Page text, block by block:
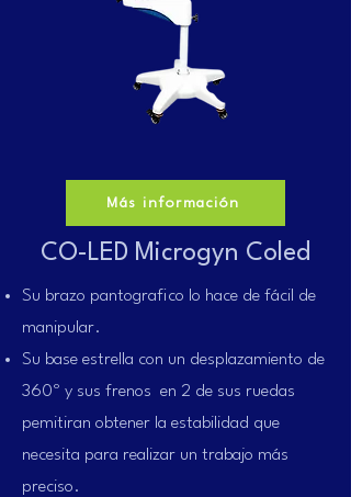
Más información
CO-LED Microgyn Coled
Su brazo pantografico lo hace de fácil de
manipular.
Su base estrella con un desplazamiento de
360º y sus frenos en 2 de sus ruedas
pemitiran obtener la estabilidad que
necesita para realizar un trabajo más
preciso.